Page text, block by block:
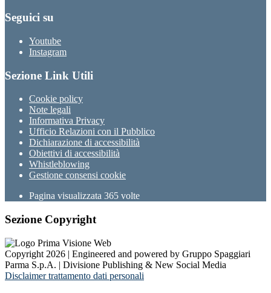
Seguici su
Youtube
Instagram
Sezione Link Utili
Cookie policy
Note legali
Informativa Privacy
Ufficio Relazioni con il Pubblico
Dichiarazione di accessibilità
Obiettivi di accessibilità
Whistleblowing
Gestione consensi cookie
Pagina visualizzata 365 volte
Sezione Copyright
Copyright 2026 | Engineered and powered by Gruppo Spaggiari
Parma S.p.A. | Divisione Publishing & New Social Media
Disclaimer trattamento dati personali